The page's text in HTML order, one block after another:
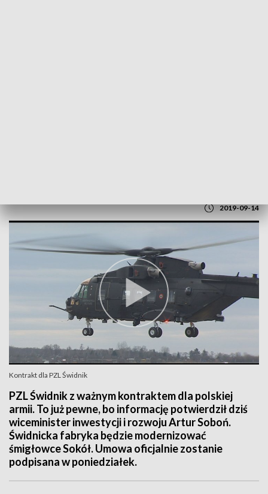
2019-09-14
Kontrakt dla PZL Świdnik
PZL Świdnik z ważnym kontraktem dla polskiej
armii. To już pewne, bo informację potwierdził dziś
wiceminister inwestycji i rozwoju Artur Soboń.
Świdnicka fabryka będzie modernizować
śmigłowce Sokół. Umowa oficjalnie zostanie
podpisana w poniedziałek.